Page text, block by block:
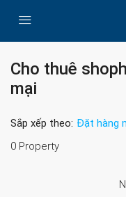
Cho thuê
mại
0 Property
Sắp xếp theo: Đặt hàng